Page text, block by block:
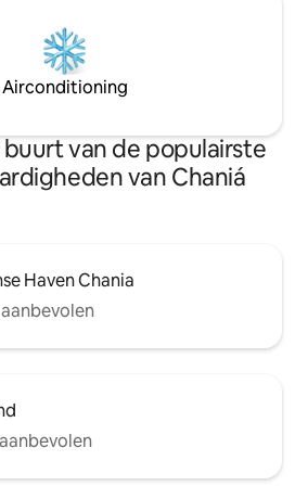
Airconditioning
van de populairste
van Chaniá
Haven Chania